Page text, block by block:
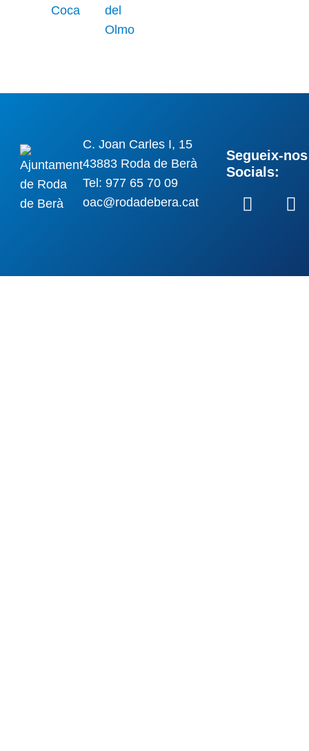
C. Joan Carles I, 15
43883 Roda de Berà
Tel: 977 65 70 09
oac@rodadebera.cat
Segueix-
Socials: